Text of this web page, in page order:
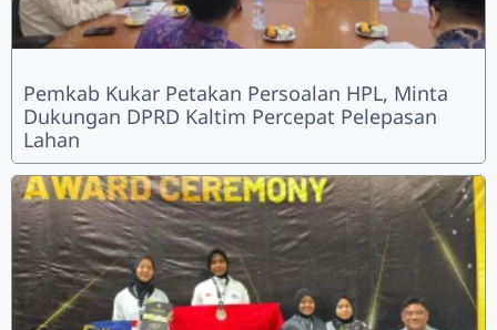
Pemkab Kukar Petakan Persoalan HPL, Minta
Dukungan DPRD Kaltim Percepat Pelepasan
Lahan